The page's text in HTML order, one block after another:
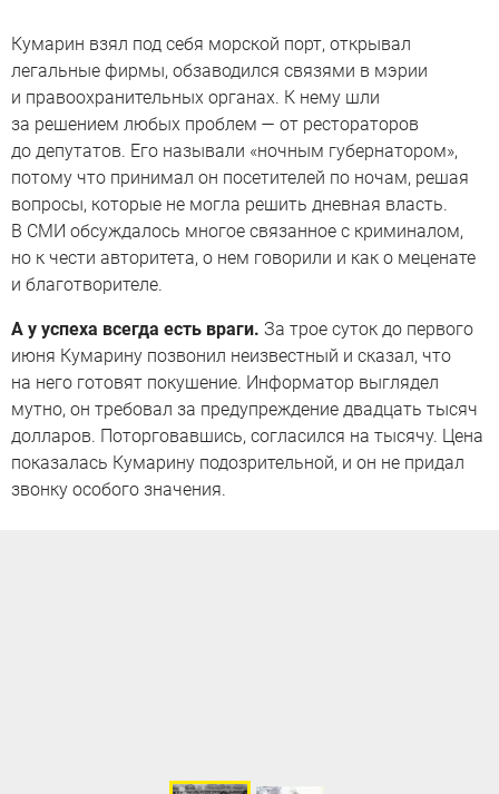
Кумарин взял под себя морской порт, открывал
легальные фирмы, обзаводился связями в мэрии
и правоохранительных органах. К нему шли
за решением любых проблем — от рестораторов
до депутатов. Его называли «ночным губернатором»,
потому что принимал он посетителей по ночам, решая
вопросы, которые не могла решить дневная власть.
В СМИ обсуждалось многое связанное с криминалом,
но к чести авторитета, о нем говорили и как о меценате
и благотворителе.
А у успеха всегда есть враги. За трое суток до первого
июня Кумарину позвонил неизвестный и сказал, что
на него готовят покушение. Информатор выглядел
мутно, он требовал за предупреждение двадцать тысяч
долларов. Поторговавшись, согласился на тысячу. Цена
показалась Кумарину подозрительной, и он не придал
звонку особого значения.